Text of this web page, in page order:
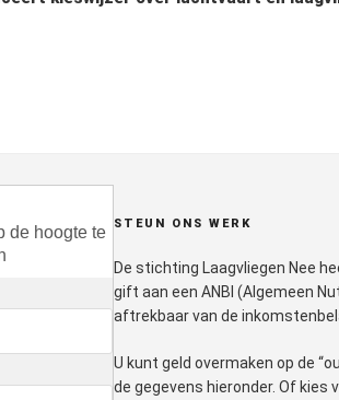
de hoogte te
STEUN ONS WERK
De stichting Laagvliegen Nee
gift aan een ANBI (Algemeen
aftrekbaar van de
U kunt geld overmaken op de
de gegevens hieronder. Of kies